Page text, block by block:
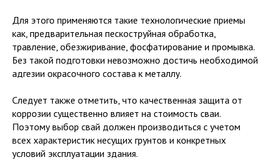
Для этого применяются такие технологические приемы
как, предварительная пескоструйная обработка,
травление, обезжиривание, фосфатирование и промывка.
Без такой подготовки невозможно достичь необходимой
адгезии окрасочного состава к металлу.
Следует также отметить, что качественная защита от
коррозии существенно влияет на стоимость сваи.
Поэтому выбор свай должен производиться с учетом
всех характеристик несущих грунтов и конкретных
условий эксплуатации здания.